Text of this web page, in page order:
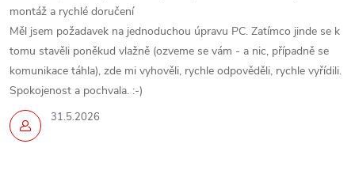
31.5.2026
montáž a rychlé doručení
Měl jsem požadavek na jednoduchou úpravu PC. Zatímco jinde se k
tomu stavěli poněkud vlažně (ozveme se vám - a nic, případně se
komunikace táhla), zde mi vyhověli, rychle odpověděli, rychle vyřídili.
Spokojenost a pochvala. :-)